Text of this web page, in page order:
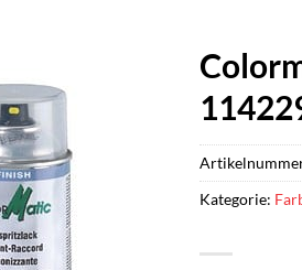
Kategorie: